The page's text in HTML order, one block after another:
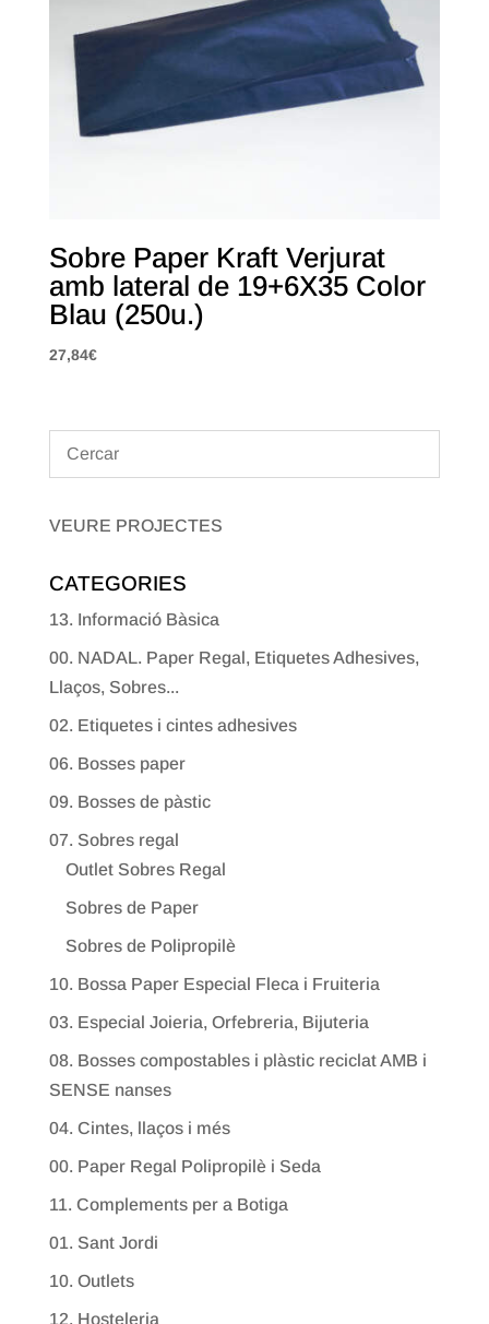
Sobre Paper Kraft Verjurat
amb lateral de 19+6X35 Color
Blau (250u.)
27,84€
VEURE PROJECTES
CATEGORIES
13. Informació Bàsica
00. NADAL. Paper Regal, Etiquetes Adhesives,
Llaços, Sobres...
02. Etiquetes i cintes adhesives
06. Bosses paper
09. Bosses de pàstic
07. Sobres regal
Outlet Sobres Regal
Sobres de Paper
Sobres de Polipropilè
10. Bossa Paper Especial Fleca i Fruiteria
03. Especial Joieria, Orfebreria, Bijuteria
08. Bosses compostables i plàstic reciclat AMB i
SENSE nanses
04. Cintes, llaços i més
00. Paper Regal Polipropilè i Seda
11. Complements per a Botiga
01. Sant Jordi
10. Outlets
12. Hosteleria